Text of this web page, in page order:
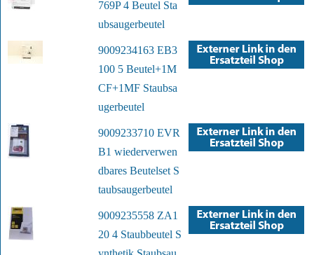
769P 4 Beutel Sta
ubsaugerbeutel
9009234163 EB3
100 5 Beutel+1M
CF+1MF Staubsa
ugerbeutel
9009233710 EVR
B1 wiederverwen
dbares Beutelset S
taubsaugerbeutel
9009235558 ZA1
20 4 Staubbeutel S